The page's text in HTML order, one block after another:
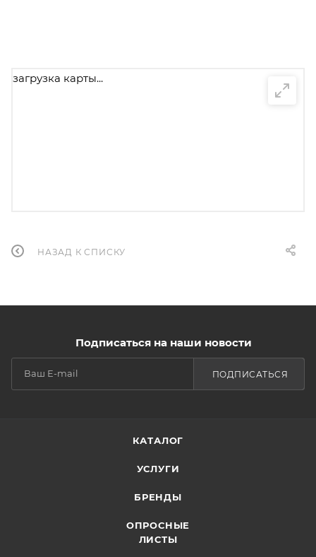
загрузка карты...
НАЗАД К СПИСКУ
Подписаться на наши новости
ПОДПИСАТЬСЯ
КАТАЛОГ
УСЛУГИ
БРЕНДЫ
ОПРОСНЫЕ
ЛИСТЫ